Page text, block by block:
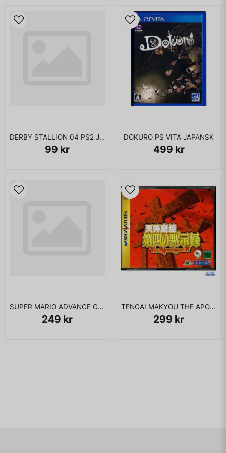
DERBY STALLION 04 PS2 JAPANSK
99 kr
DOKURO PS VITA JAPANSK
499 kr
SUPER MARIO ADVANCE GBA JAPANSK
249 kr
TENGAI MAKYOU THE APOCALYPSE IV SATURN JAPANSK
299 kr
Star Light Zone - En stad med mörk stjärnhimmeln.
Scrap Brain Zone - Dr. Eggmans tekniska bas.
Final Zone - Zonen där slutbossen tar vid.